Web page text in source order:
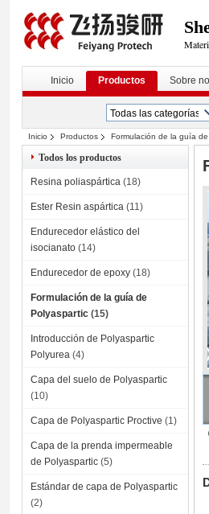
Inicio Productos Sobre
Inicio Productos Formulación de la guía
Todos los productos
Resina poliaspártica (18)
Ester Resin aspártica (11)
Endurecedor elástico del
isocianato (14)
Endurecedor de epoxy (18)
Formulación de la guía de
Polyaspartic (15)
Introducción de Polyaspartic
Polyurea (4)
Capa del suelo de Polyaspartic
(10)
Capa de Polyaspartic Proctive (1)
Capa de la prenda impermeable
de Polyaspartic (5)
Estándar de capa de Polyaspartic
(2)